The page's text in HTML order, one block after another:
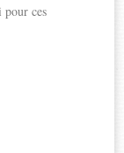
pour ces